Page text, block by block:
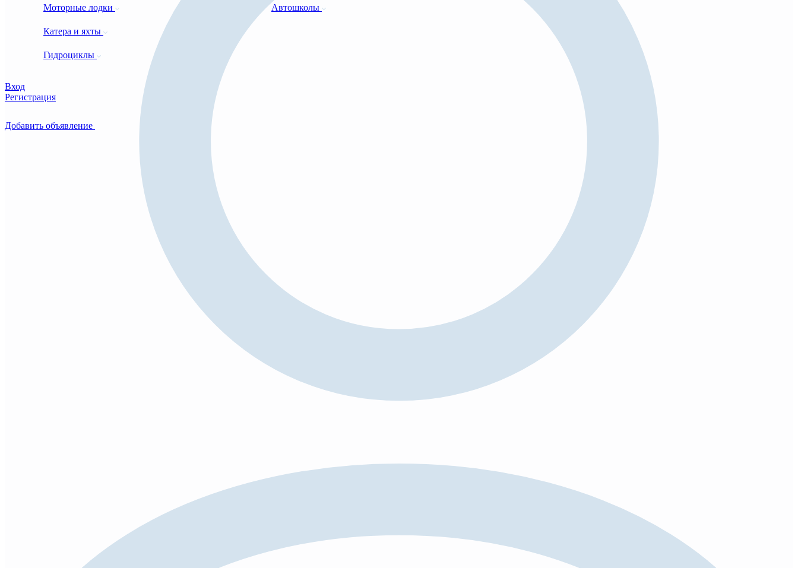
Моторные лодки
Катера и яхты
Гидроциклы
Автошколы
Вход
Регистрация
Добавить объявление